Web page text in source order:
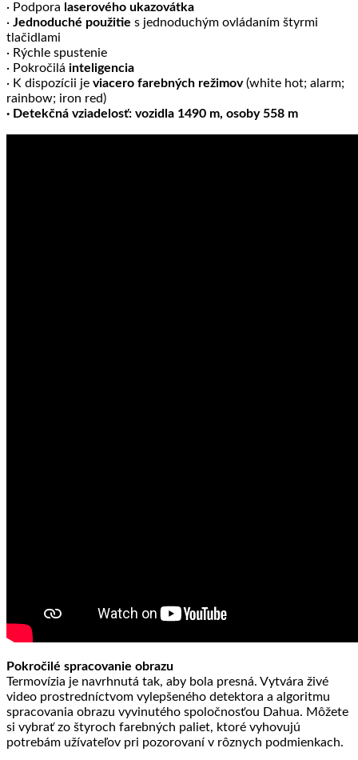
· Podpora laserového ukazovátka
· Jednoduché použitie s jednoduchým ovládaním štyrmi
tlačidlami
· Rýchle spustenie
· Pokročilá inteligencia
· K dispozícii je viacero farebných režimov(white hot; alarm;
rainbow; iron red)
· Detekčná vziadelosť: vozidla 1490 m, osoby 558 m
Pokročilé spracovanie obrazu
Termovízia je navrhnutá tak, aby bola presná. Vytvára živé
video prostredníctvom vylepšeného detektora a algoritmu
spracovania obrazu vyvinutého spoločnosťou Dahua. Môžete
si vybrať zo štyroch farebných paliet, ktoré vyhovujú
potrebám užívateľov pri pozorovaní v rôznych podmienkach.